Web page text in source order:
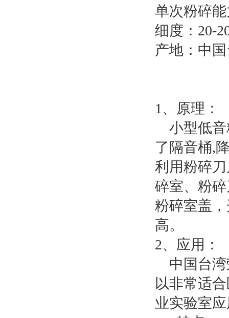
单次粉碎
细度：20-
产地：中
1、原理：
小型低音
了隔音桶,
利用粉碎
碎室、粉
粉碎室盖
高。
2、应用：
中国台湾
以非常适
业实验室